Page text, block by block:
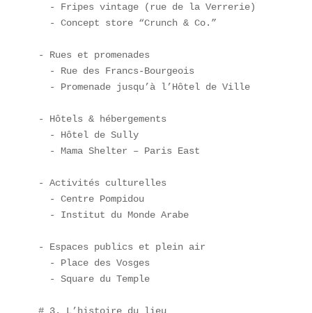
  - Fripes vintage (rue de la Verrerie)
  - Concept store “Crunch & Co.”
- Rues et promenades
  - Rue des Francs-Bourgeois
  - Promenade jusqu’à l’Hôtel de Ville
- Hôtels & hébergements
  - Hôtel de Sully
  - Mama Shelter – Paris East
- Activités culturelles
  - Centre Pompidou
  - Institut du Monde Arabe
- Espaces publics et plein air
  - Place des Vosges
  - Square du Temple
# 3. L’histoire du lieu